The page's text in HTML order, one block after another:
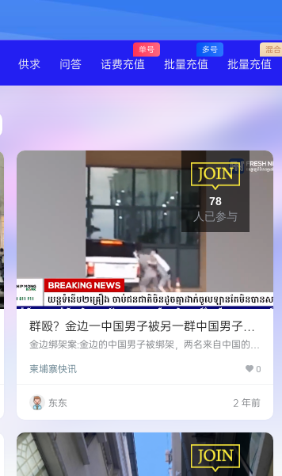
供求 问答 话费充值
单号
批量充值
多号
批量充值
混合
78
人已参与
群殴？金边一中国男子被另一群中国男子强
行拉扯，最终嫌犯被捕！
金边绑架案:金边的中国男子被绑架，两名来自中国的嫌
名中国男子被另一群中国男子强行拉扯、试图带上车掳
作罢逃离现场。 昨天，金边警方接到报案后，逮捕了两
名涉案的中国嫌疑人。目前，案件正在进一步办理中。
柬埔寨快讯 0
东东 2 年前